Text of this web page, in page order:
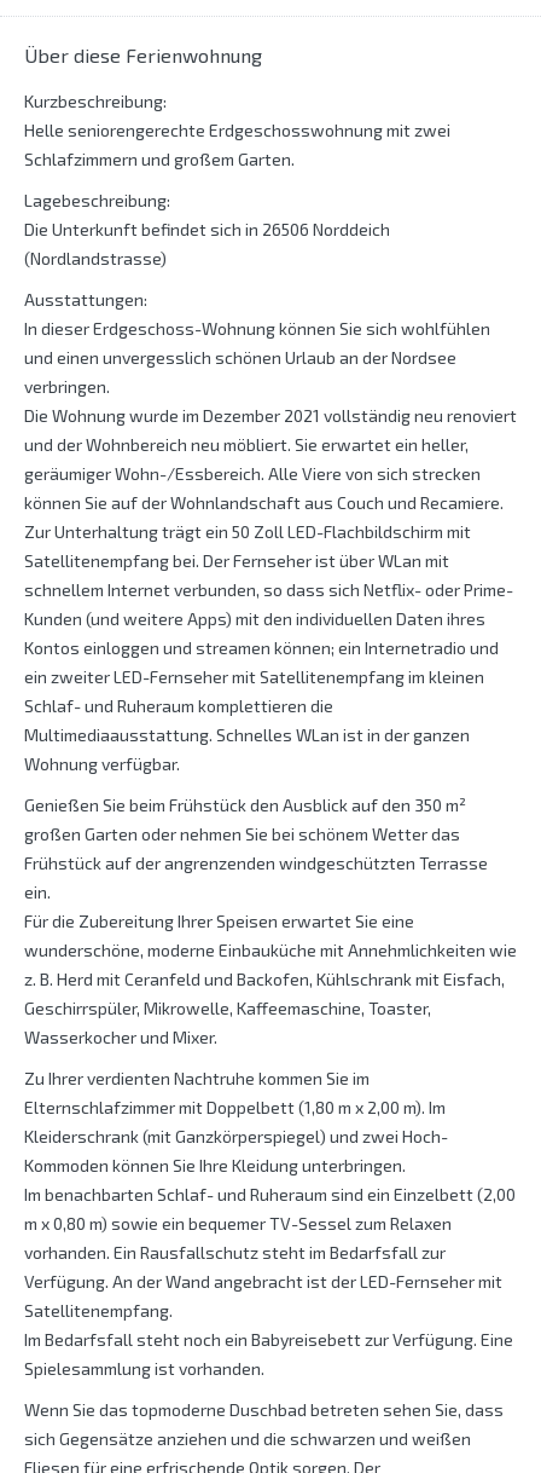
Über diese Ferienwohnung
Kurzbeschreibung:
Helle seniorengerechte Erdgeschosswohnung mit zwei
Schlafzimmern und großem Garten.
Lagebeschreibung:
Die Unterkunft befindet sich in 26506 Norddeich
(Nordlandstrasse)
Ausstattungen:
In dieser Erdgeschoss-Wohnung können Sie sich wohlfühlen
und einen unvergesslich schönen Urlaub an der Nordsee
verbringen.
Die Wohnung wurde im Dezember 2021 vollständig neu renoviert
und der Wohnbereich neu möbliert. Sie erwartet ein heller,
geräumiger Wohn-/Essbereich. Alle Viere von sich strecken
können Sie auf der Wohnlandschaft aus Couch und Recamiere.
Zur Unterhaltung trägt ein 50 Zoll LED-Flachbildschirm mit
Satellitenempfang bei. Der Fernseher ist über WLan mit
schnellem Internet verbunden, so dass sich Netflix- oder Prime-
Kunden (und weitere Apps) mit den individuellen Daten ihres
Kontos einloggen und streamen können; ein Internetradio und
ein zweiter LED-Fernseher mit Satellitenempfang im kleinen
Schlaf- und Ruheraum komplettieren die
Multimediaausstattung. Schnelles WLan ist in der ganzen
Wohnung verfügbar.
Genießen Sie beim Frühstück den Ausblick auf den 350 m²
großen Garten oder nehmen Sie bei schönem Wetter das
Frühstück auf der angrenzenden windgeschützten Terrasse
ein.
Für die Zubereitung Ihrer Speisen erwartet Sie eine
wunderschöne, moderne Einbauküche mit Annehmlichkeiten wie
z. B. Herd mit Ceranfeld und Backofen, Kühlschrank mit Eisfach,
Geschirrspüler, Mikrowelle, Kaffeemaschine, Toaster,
Wasserkocher und Mixer.
Zu Ihrer verdienten Nachtruhe kommen Sie im
Elternschlafzimmer mit Doppelbett (1,80 m x 2,00 m). Im
Kleiderschrank (mit Ganzkörperspiegel) und zwei Hoch-
Kommoden können Sie Ihre Kleidung unterbringen.
Im benachbarten Schlaf- und Ruheraum sind ein Einzelbett (2,00
m x 0,80 m) sowie ein bequemer TV-Sessel zum Relaxen
vorhanden. Ein Rausfallschutz steht im Bedarfsfall zur
Verfügung. An der Wand angebracht ist der LED-Fernseher mit
Satellitenempfang.
Im Bedarfsfall steht noch ein Babyreisebett zur Verfügung. Eine
Spielesammlung ist vorhanden.
Wenn Sie das topmoderne Duschbad betreten sehen Sie, dass
sich Gegensätze anziehen und die schwarzen und weißen
Fliesen für eine erfrischende Optik sorgen. Der